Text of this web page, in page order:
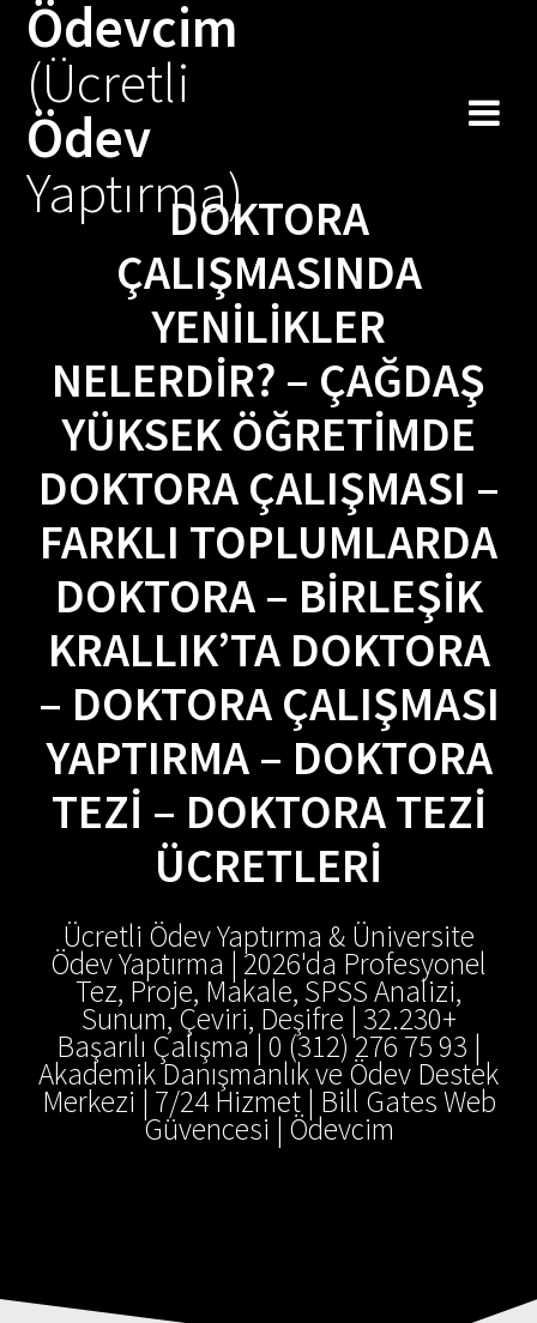
Ödevcim
(Ücretli
Ödev
Yaptırma)DOKTORA
ÇALIŞMASINDA
YENILIKLER
NELERDIR? – ÇAĞDAŞ
YÜKSEK ÖĞRETIMDE
DOKTORA ÇALIŞMASI –
FARKLI TOPLUMLARDA
DOKTORA – BIRLEŞIK
KRALLIK’TA DOKTORA
– DOKTORA ÇALIŞMASI
YAPTIRMA – DOKTORA
TEZI – DOKTORA TEZI
ÜCRETLERI
Ücretli Ödev Yaptırma & Üniversite
Ödev Yaptırma | 2026'da Profesyonel
Tez, Proje, Makale, SPSS Analizi,
Sunum, Çeviri, Deşifre | 32.230+
Başarılı Çalışma | 0 (312) 276 75 93 |
Akademik Danışmanlık ve Ödev Destek
Merkezi | 7/24 Hizmet | Bill Gates Web
Güvencesi | Ödevcim